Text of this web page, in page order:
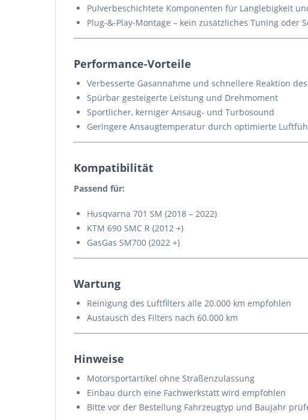
Pulverbeschichtete Komponenten für Langlebigkeit
Plug-&-Play-Montage – kein zusätzliches Tuning oder
Performance-Vorteile
Verbesserte Gasannahme und schnellere Reaktion
Spürbar gesteigerte Leistung und Drehmoment
Sportlicher, kerniger Ansaug- und Turbosound
Geringere Ansaugtemperatur durch optimierte
Kompatibilität
Passend für:
Husqvarna 701 SM (2018 – 2022)
KTM 690 SMC R (2012 +)
GasGas SM700 (2022 +)
Wartung
Reinigung des Luftfilters alle 20.000 km empfohlen
Austausch des Filters nach 60.000 km
Hinweise
Motorsportartikel ohne Straßenzulassung
Einbau durch eine Fachwerkstatt wird empfohlen
Bitte vor der Bestellung Fahrzeugtyp und Baujahr